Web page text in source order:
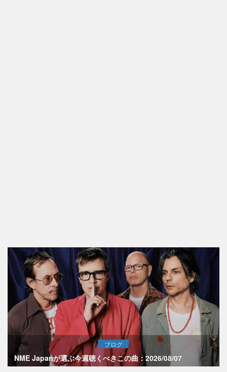
ブログ
NME Japanが選ぶ今週聴くべきこの曲：2026/08/07